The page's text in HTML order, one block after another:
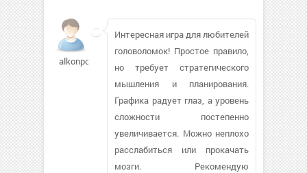
alkonpol
Интересная игра для любителей
головоломок! Простое правило,
но требует стратегического
мышления и планирования.
Графика радует глаз, а уровень
сложности постепенно
увеличивается. Можно неплохо
расслабиться или прокачать
мозги. Рекомендую